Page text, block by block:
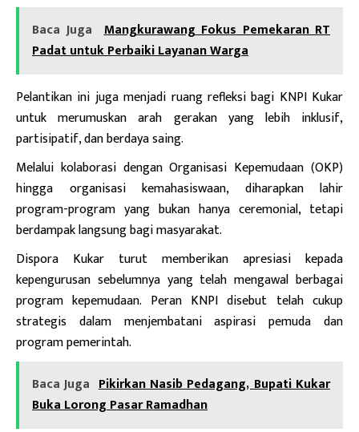
Baca Juga Mangkurawang Fokus Pemekaran RT
Padat untuk Perbaiki Layanan Warga
Pelantikan ini juga menjadi ruang refleksi bagi KNPI Kukar
untuk merumuskan arah gerakan yang lebih inklusif,
partisipatif, dan berdaya saing.
Melalui kolaborasi dengan Organisasi Kepemudaan (OKP)
hingga organisasi kemahasiswaan, diharapkan lahir
program-program yang bukan hanya ceremonial, tetapi
berdampak langsung bagi masyarakat.
Dispora Kukar turut memberikan apresiasi kepada
kepengurusan sebelumnya yang telah mengawal berbagai
program kepemudaan. Peran KNPI disebut telah cukup
strategis dalam menjembatani aspirasi pemuda dan
program pemerintah.
Baca Juga Pikirkan Nasib Pedagang, Bupati Kukar
Buka Lorong Pasar Ramadhan